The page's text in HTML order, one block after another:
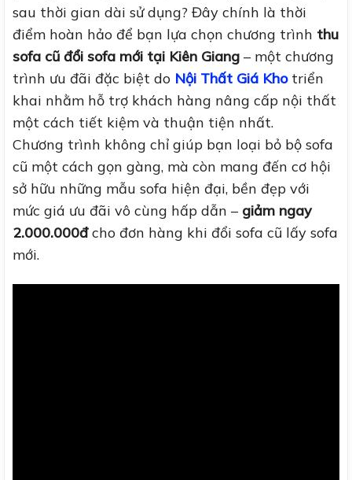
sau thời gian dài sử dụng? Đây chính là thời
điểm hoàn hảo để bạn lựa chọn chương trình thu
sofa cũ đổi sofa mới tại Kiên Giang – một chương
trình ưu đãi đặc biệt do Nội Thất Giá Khotriển
khai nhằm hỗ trợ khách hàng nâng cấp nội thất
một cách tiết kiệm và thuận tiện nhất.
Chương trình không chỉ giúp bạn loại bỏ bộ sofa
cũ một cách gọn gàng, mà còn mang đến cơ hội
sở hữu những mẫu sofa hiện đại, bền đẹp với
mức giá ưu đãi vô cùng hấp dẫn – giảm ngay
2.000.000đcho đơn hàng khi đổi sofa cũ lấy sofa
mới.